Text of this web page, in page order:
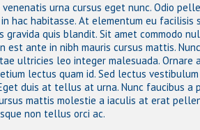
venenatis urna cursus eget nunc. Odio
hac habitasse. At elementum eu facilisis
gravida quis blandit. Sit amet commodo
est ante in nibh mauris cursus mattis.
ultricies leo integer malesuada. Ornare
lectus quam id. Sed lectus
duis at tellus at urna. Nunc faucibus
mattis molestie a iaculis at erat
non tellus orci ac.